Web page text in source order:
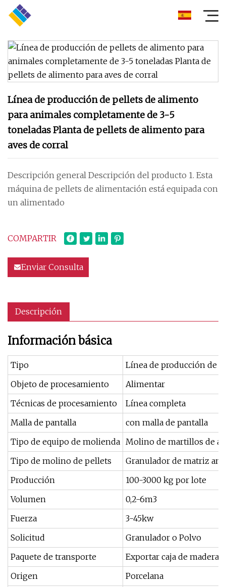
Línea de producción de pellets de alimento
para animales completamente de 3-5
toneladas Planta de pellets de alimento para
aves de corral
Descripción general Descripción del producto 1. Esta
máquina de pellets de alimentación está equipada con
un alimentado
COMPARTIR
Enviar Consulta
Descripción
Información básica
Tipo
Línea de producción de
Objeto de procesamiento
Alimentar
Técnicas de procesamiento
Línea completa
Malla de pantalla
con malla de pantalla
Tipo de equipo de molienda Molino de martillos de
Tipo de molino de pellets
Granulador de matriz
Producción
100-3000 kg por lote
Volumen
0,2-6m3
Fuerza
3-45kw
Solicitud
Granulador o Polvo
Paquete de transporte
Exportar caja de madera
Origen
Porcelana